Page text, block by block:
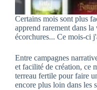
Certains mois sont plus
apprend rarement dans la
écorchures... Ce mois-ci
Entre campagnes
et facilité de création, ce
terreau fertile pour faire
encore plus loin dans les